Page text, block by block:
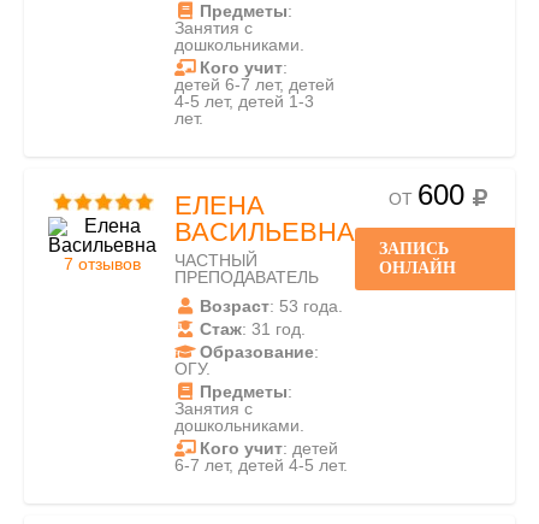
Предметы:
Занятия с
дошкольниками.
Кого учит:
детей 6-7 лет, детей
4-5 лет, детей 1-3
лет.
7 отзывов
ЕЛЕНА
ВАСИЛЬЕВНА
ЧАСТНЫЙ
ПРЕПОДАВАТЕЛЬ
Возраст: 53 года.
Стаж: 31 год.
Образование:
ОГУ.
Предметы:
Занятия с
дошкольниками.
Кого учит: детей
6-7 лет, детей 4-5 лет.
ОТ 600
ЗАПИСЬ
ОНЛАЙН